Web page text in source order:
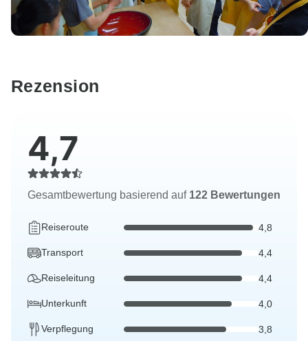
Rezension
4,7
Gesamtbewertung basierend auf 122 Bewertungen
Reiseroute 4,8
Transport 4,4
Reiseleitung 4,4
Unterkunft 4,0
Verpflegung 3,8